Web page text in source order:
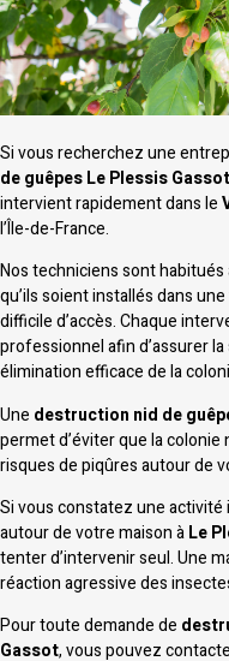
Si vous recherchez une
de guêpes Le Plessis Gassot
intervient rapidement dans le
l’Île-de-France.
Nos techniciens sont
qu’ils soient installés dans
difficile d’accès. Chaque
professionnel afin d’assurer
élimination efficace de la
Une destruction nid de
permet d’éviter que la
risques de piqûres autour de
Si vous constatez une
autour de votre maison àLe
tenter d’intervenir seul. Une
réaction agressive des
Pour toute demande de
Gassot, vous pouvez